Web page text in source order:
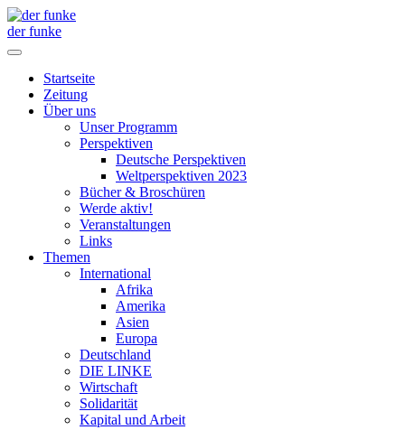
der funke
Startseite
Zeitung
Über uns
Unser Programm
Perspektiven
Deutsche Perspektiven
Weltperspektiven 2023
Bücher & Broschüren
Werde aktiv!
Veranstaltungen
Links
Themen
International
Afrika
Amerika
Asien
Europa
Deutschland
DIE LINKE
Wirtschaft
Solidarität
Kapital und Arbeit